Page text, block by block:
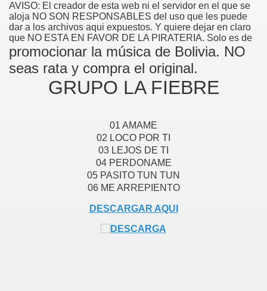
AVISO: El creador de esta web ni el servidor en el que se
aloja NO SON RESPONSABLES del uso que les puede
dar a los archivos aqui expuestos. Y quiere dejar en claro
que NO ESTA EN FAVOR DE LA PIRATERIA. Solo es de
promocionar la música de Bolivia. NO
seas rata y compra el original.
GRUPO LA FIEBRE
01 AMAME
02 LOCO POR TI
03 LEJOS DE TI
04 PERDONAME
05 PASITO TUN TUN
06 ME ARREPIENTO
DESCARGAR AQUI